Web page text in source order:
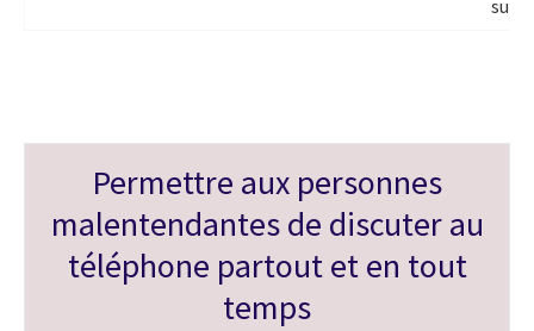
Permettre aux personnes
malentendantes de discuter au
téléphone partout et en tout
temps